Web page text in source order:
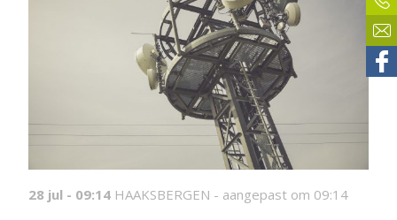
28 jul - 09:14 HAAKSBERGEN - aangepast om 09:14